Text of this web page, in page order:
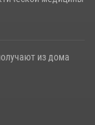
из дома